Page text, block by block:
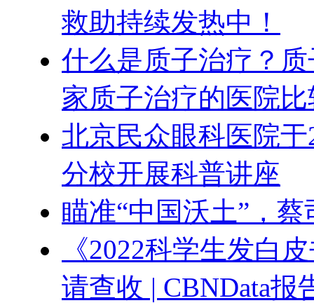
救助持续发热中！
什么是质子治疗？
家质子治疗的医院
北京民众眼科医院
分校开展科普讲座
瞄准“中国沃土”，
《2022科学生发白
请查收 | CBNData报